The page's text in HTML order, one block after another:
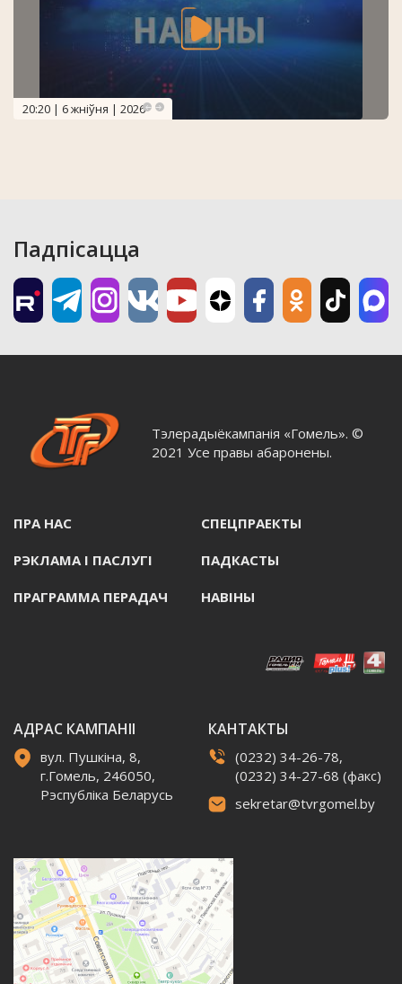
20:20 | 6 жніўня | 2026
Падпісацца
Тэлерадыёкампанія «Гомель». ©
2021 Усе правы абаронены.
ПРА НАС СПЕЦПРАЕКТЫ
РЭКЛАМА I ПАСЛУГI ПАДКАСТЫ
ПРАГРАММА ПЕРАДАЧ НАВIНЫ
АДРАС КАМПАНІІ
вул. Пушкіна, 8,
г.Гомель, 246050,
Рэспубліка Беларусь
КАНТАКТЫ
(0232) 34-26-78,
(0232) 34-27-68 (факс)
sekretar@tvrgomel.by